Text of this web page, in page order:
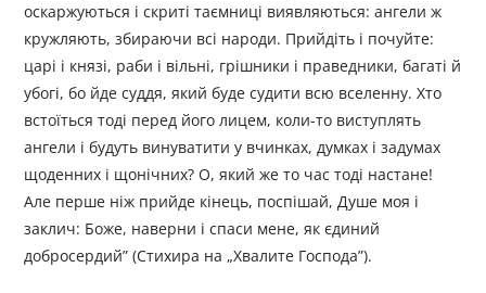
оскаржуються і скриті таємниці виявляються: ангели ж
кружляють, збираючи всі народи. Прийдіть і почуйте:
царі і князі, раби і вільні, грішники і праведники, багаті й
убогі, бо йде суддя, який буде судити всю вселенну. Хто
встоїться тоді перед його лицем, коли-то виступлять
ангели і будуть винуватити у вчинках, думках і задумах
щоденних і щонічних? О, який же то час тоді настане!
Але перше ніж прийде кінець, поспішай, Душе моя і
заклич: Боже, наверни і спаси мене, як єдиний
добросердий” (Стихира на „Хвалите Господа”).